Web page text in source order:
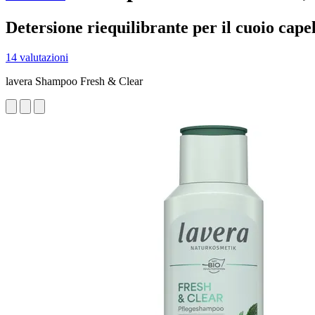
Detersione riequilibrante per il cuoio
14 valutazioni
lavera Shampoo Fresh & Clear